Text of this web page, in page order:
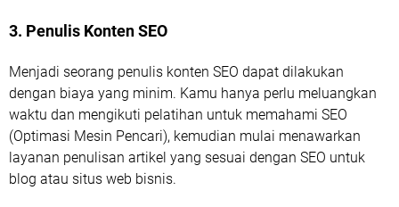
3. Penulis Konten SEO
Menjadi seorang penulis konten SEO dapat dilakukan
dengan biaya yang minim. Kamu hanya perlu meluangkan
waktu dan mengikuti pelatihan untuk memahami SEO
(Optimasi Mesin Pencari), kemudian mulai menawarkan
layanan penulisan artikel yang sesuai dengan SEO untuk
blog atau situs web bisnis.